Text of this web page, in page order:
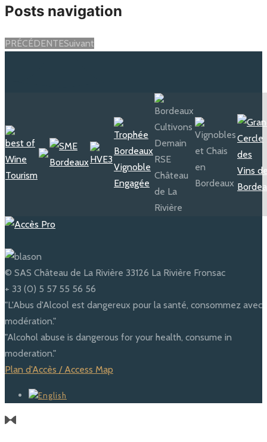
Posts navigation
PRÉCÉDENTESuivant
© SAS Château de La Rivière 33126 La Rivière Fronsac
+ 33 (0) 5 57 55 56 56
"L'Abus d'Alcool est dangereux pour la santé, consommez avec
modération."
"Alcohol abuse is dangerous for your health, consume in
moderation."
Plan d'Accès / Access Map